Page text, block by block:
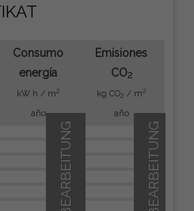
Consumo
energía
kW h / m2
año
Emisiones
CO2
kg CO2 / m2
año
IN BEARBEITUNG
IN BEARBEITUNG